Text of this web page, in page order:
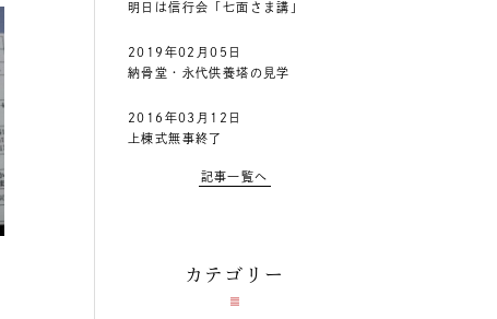
明日は信行会「七面さま講」
2019年02月05日
納骨堂・永代供養塔の見学
2016年03月12日
上棟式無事終了
記事一覧へ
カテゴリー